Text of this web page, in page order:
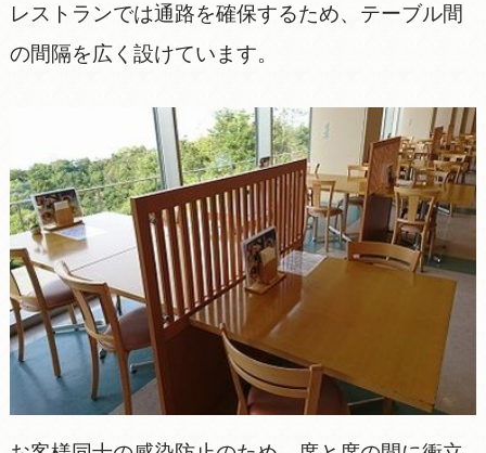
レストランでは通路を確保するため、テーブル間
の間隔を広く設けています。